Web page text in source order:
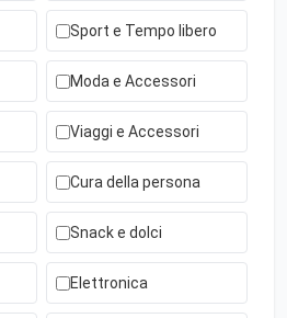
Sport e Tempo libero
Moda e Accessori
Viaggi e Accessori
Cura della persona
Snack e dolci
Elettronica